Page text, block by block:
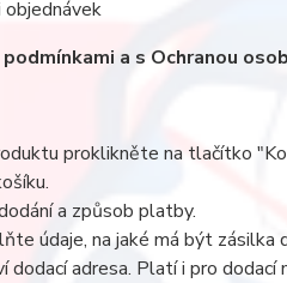
objednávek
a s Ochranou
proklikněte na tlačítko
a způsob platby.
údaje, na jaké má být
dodací adresa. Platí i pro